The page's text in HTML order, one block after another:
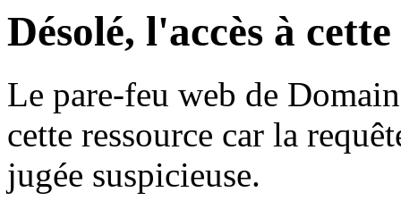
Désolé, l'accès à
Le pare-feu web de
cette ressource car la
jugée suspicieuse.